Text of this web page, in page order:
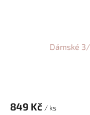
Dámské
849 Kč / ks